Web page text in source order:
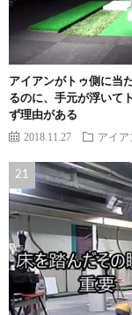
アイアンがトゥ側に当
るのに、手元が浮いて
ず理由がある
2018.11.27 アイア